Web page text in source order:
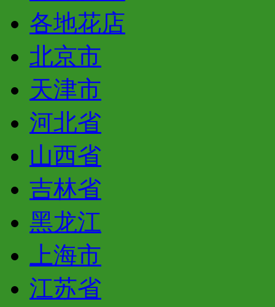
各地花店
北京市
天津市
河北省
山西省
吉林省
黑龙江
上海市
江苏省